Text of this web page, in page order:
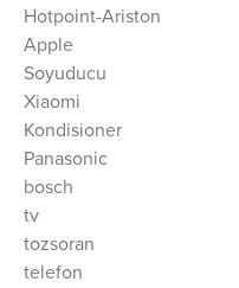
Hotpoint-Ariston
Apple
Soyuducu
Xiaomi
Kondisioner
Panasonic
bosch
tv
tozsoran
telefon